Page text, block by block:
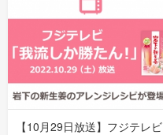
【10月29日放送】フジテレビ